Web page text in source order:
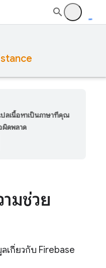
ลเนื้อหาเป็นภาษาที่คุณ
ผิดพลาด
มช่วย
เกี่ยวกับ Firebase